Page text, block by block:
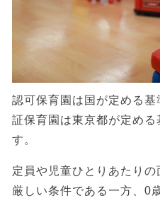
認可保育園は国が定める
証保育園は東京都が定め
す。
定員や児童ひとりあたり
厳しい条件である一方、0